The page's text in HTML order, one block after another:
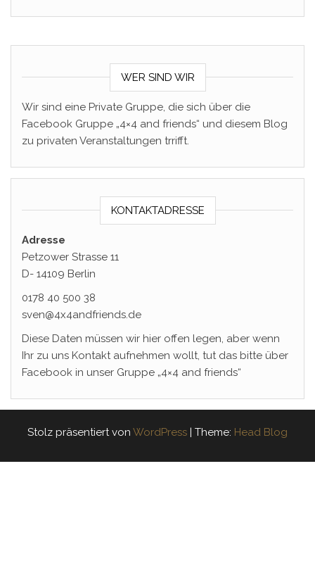
WER SIND WIR
Wir sind eine Private Gruppe, die sich über die
Facebook Gruppe „4×4 and friends“ und diesem Blog
zu privaten Veranstaltungen trrifft.
KONTAKTADRESSE
Adresse
Petzower Strasse 11
D- 14109 Berlin
0178 40 500 38
sven@4x4andfriends.de
Diese Daten müssen wir hier offen legen, aber wenn
Ihr zu uns Kontakt aufnehmen wollt, tut das bitte über
Facebook in unser Gruppe „4×4 and friends“
Stolz präsentiert von WordPress | Theme: Head Blog